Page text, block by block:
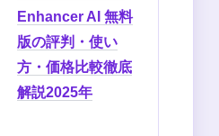
Enhancer AI 無料
版の評判・使い
方・価格比較徹底
解説2025年